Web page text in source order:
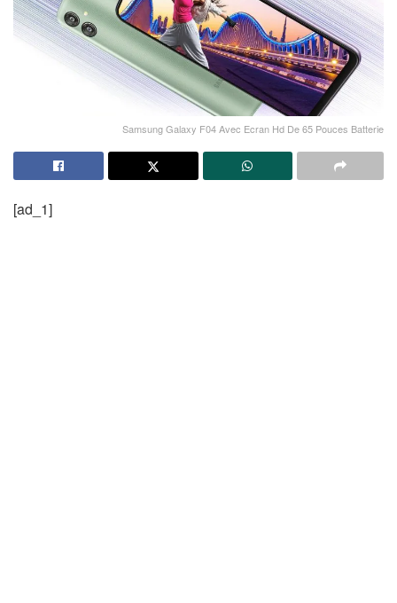
Samsung Galaxy F04 Avec Ecran Hd De 65 Pouces Batterie
[ad_1]